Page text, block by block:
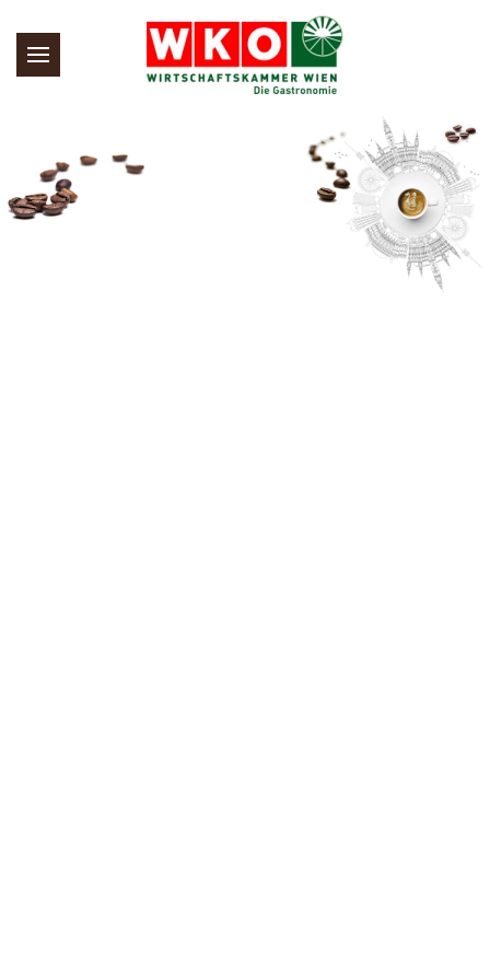
Skip to main content